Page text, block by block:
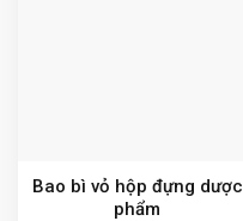
Bao bì vỏ hộp đựng dược
phẩm